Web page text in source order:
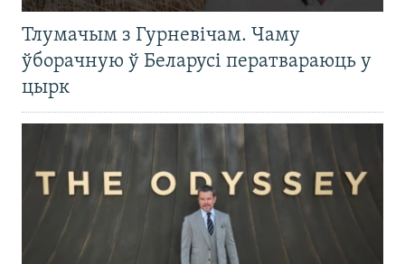
Тлумачым з Гурневічам. Чаму
ўборачную ў Беларусі ператвараюць у
цырк